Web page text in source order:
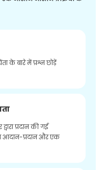
के बारे में प्रश्न छोड़ें
प्रदान की गई
आदान-प्रदान और एक